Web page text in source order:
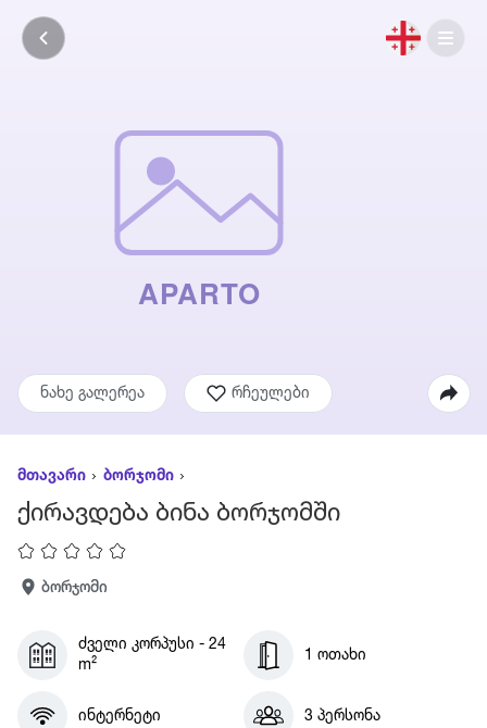
ნახე გალერეა რჩეულები
მთავარი ბორჯომი
ქირავდება ბინა ბორჯომში
ბორჯომი
ძველი კორპუსი - 24
m²
1 ოთახი
ინტერნეტი 3 პერსონა